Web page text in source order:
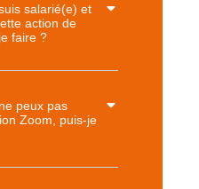
salarié(e) et
action de
faire ?
peux pas
Zoom, puis-je